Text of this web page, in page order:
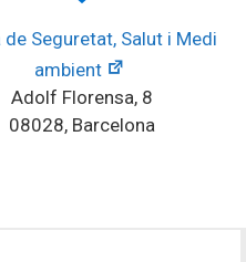
de Seguretat, Salut i Medi
ambient
Adolf Florensa, 8
08028, Barcelona